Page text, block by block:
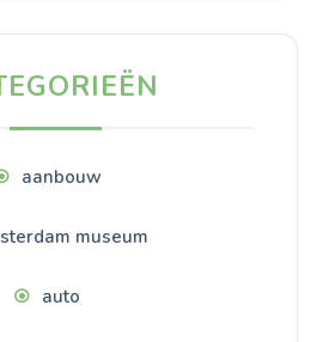
aanbouw
museum
auto